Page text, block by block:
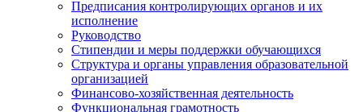
Предписания контролирующих органов и их
исполнение
Руководство
Стипендии и меры поддержки обучающихся
Структура и органы управления образовательной
организацией
Финансово-хозяйственная деятельность
Функциональная грамотность